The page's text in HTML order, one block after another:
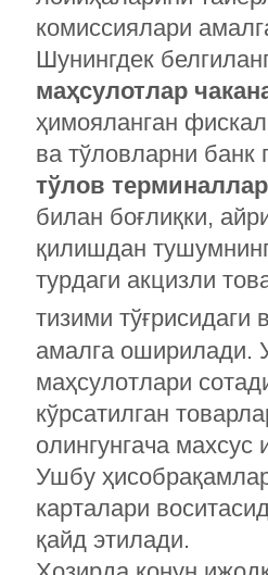
комиссиялари
Шунингдек
маҳсулотлар
ҳимояланган
ва тўловларни банк
тўлов
билан боғлиқки,
қилишдан
турдаги акцизли
тизими тўғрисидаги
амалга оширилади.
маҳсулотлари
кўрсатилган
олингунгача
Ушбу
карталари
қайд этилади.